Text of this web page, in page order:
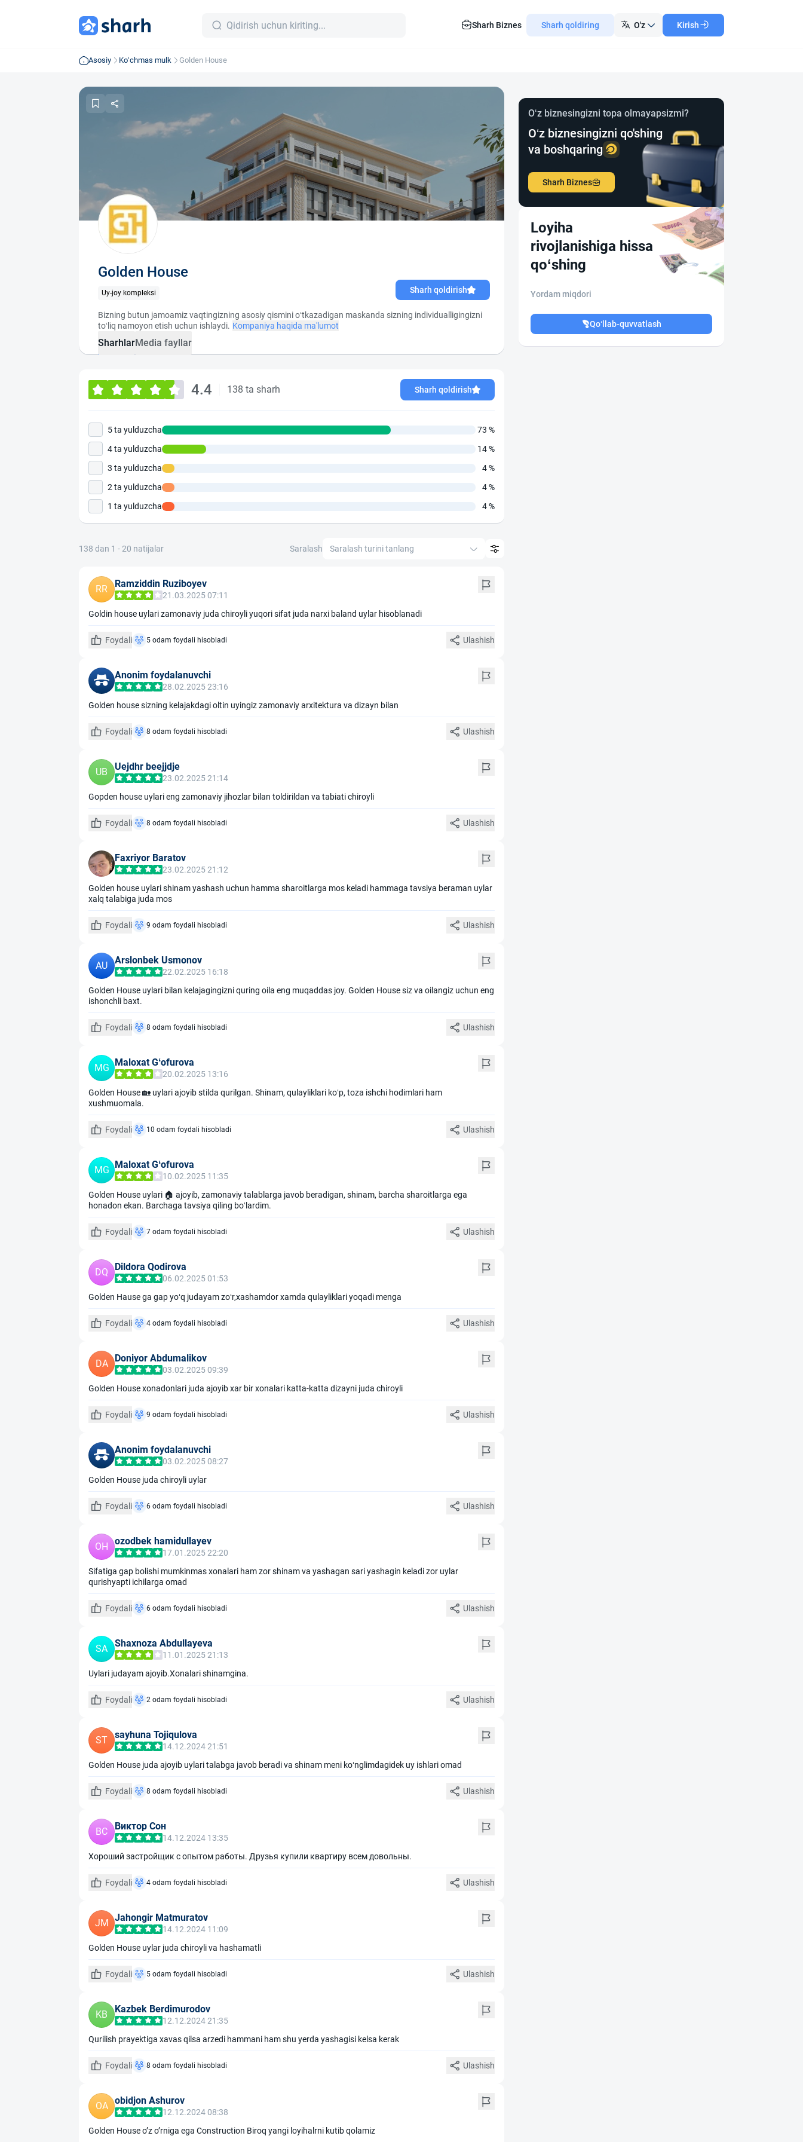
Sharh Biznes Sharh qoldiring O'z Kirish
Asosiy Ko‘chmas mulk Golden House
Golden House
Uy-joy kompleksi Sharh qoldirish
Bizning butun jamoamiz vaqtingizning asosiy qismini o‘tkazadigan maskanda sizning individualligingizni
to‘liq namoyon etish uchun ishlaydi. Kompaniya haqida ma'lumot
SharhlarMedia fayllar
4.4 138 ta sharh Sharh qoldirish
5 ta yulduzcha
73 %
4 ta yulduzcha
14 %
3 ta yulduzcha
4 %
2 ta yulduzcha
4 %
1 ta yulduzcha
4 %
138 dan 1 - 20 natijalar Saralash Saralash turini tanlang
RR Ramziddin Ruziboyev
21.03.2025 07:11
Goldin house uylari zamonaviy juda chiroyli yuqori sifat juda narxi baland uylar hisoblanadi
Foydali 5 odam foydali hisobladi Ulashish
Anonim foydalanuvchi
28.02.2025 23:16
Golden house sizning kelajakdagi oltin uyingiz zamonaviy arxitektura va dizayn bilan
Foydali 8 odam foydali hisobladi Ulashish
UB Uejdhr beejjdje
23.02.2025 21:14
Gopden house uylari eng zamonaviy jihozlar bilan toldirildan va tabiati chiroyli
Foydali 8 odam foydali hisobladi Ulashish
Faxriyor Baratov
23.02.2025 21:12
Golden house uylari shinam yashash uchun hamma sharoitlarga mos keladi hammaga tavsiya beraman uylar
xalq talabiga juda mos
Foydali 9 odam foydali hisobladi Ulashish
AU Arslonbek Usmonov
22.02.2025 16:18
Golden House uylari bilan kelajagingizni quring oila eng muqaddas joy. Golden House siz va oilangiz uchun eng
ishonchli baxt.
Foydali 8 odam foydali hisobladi Ulashish
MG Maloxat Gʻofurova
20.02.2025 13:16
Golden House 🏡 uylari ajoyib stilda qurilgan. Shinam, qulayliklari koʻp, toza ishchi hodimlari ham
xushmuomala.
Foydali 10 odam foydali hisobladi Ulashish
MG Maloxat Gʻofurova
10.02.2025 11:35
Golden House uylari 🏠 ajoyib, zamonaviy talablarga javob beradigan, shinam, barcha sharoitlarga ega
honadon ekan. Barchaga tavsiya qiling boʻlardim.
Foydali 7 odam foydali hisobladi Ulashish
DQ Dildora Qodirova
06.02.2025 01:53
Golden Hause ga gap yoʻq judayam zoʻr,xashamdor xamda qulayliklari yoqadi menga
Foydali 4 odam foydali hisobladi Ulashish
DA Doniyor Abdumalikov
03.02.2025 09:39
Golden House xonadonlari juda ajoyib xar bir xonalari katta-katta dizayni juda chiroyli
Foydali 9 odam foydali hisobladi Ulashish
Anonim foydalanuvchi
03.02.2025 08:27
Golden House juda chiroyli uylar
Foydali 6 odam foydali hisobladi Ulashish
OH ozodbek hamidullayev
17.01.2025 22:20
Sifatiga gap bolishi mumkinmas xonalari ham zor shinam va yashagan sari yashagin keladi zor uylar
qurishyapti ichilarga omad
Foydali 6 odam foydali hisobladi Ulashish
SA Shaxnoza Abdullayeva
11.01.2025 21:13
Uylari judayam ajoyib.Xonalari shinamgina.
Foydali 2 odam foydali hisobladi Ulashish
ST sayhuna Tojiqulova
14.12.2024 21:51
Golden House juda ajoyib uylari talabga javob beradi va shinam meni koʻnglimdagidek uy ishlari omad
Foydali 8 odam foydali hisobladi Ulashish
ВС Виктор Сон
14.12.2024 13:35
Хороший застройщик с опытом работы. Друзья купили квартиру всем довольны.
Foydali 4 odam foydali hisobladi Ulashish
JM Jahongir Matmuratov
14.12.2024 11:09
Golden House uylar juda chiroyli va hashamatli
Foydali 5 odam foydali hisobladi Ulashish
KB Kazbek Berdimurodov
12.12.2024 21:35
Qurilish prayektiga xavas qilsa arzedi hammani ham shu yerda yashagisi kelsa kerak
Foydali 8 odam foydali hisobladi Ulashish
OA obidjon Ashurov
12.12.2024 08:38
Golden House oʼz oʼrniga ega Construction Biroq yangi loyihalrni kutib qolamiz
O‘z biznesingizni topa olmayapsizmi?
O‘z biznesingizni qo'shing
va boshqaring
Sharh Biznes
Loyiha
rivojlanishiga hissa
qo‘shing
Yordam miqdori
Qo‘llab-quvvatlash